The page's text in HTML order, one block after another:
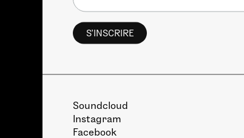
Soundcloud
Instagram
Facebook